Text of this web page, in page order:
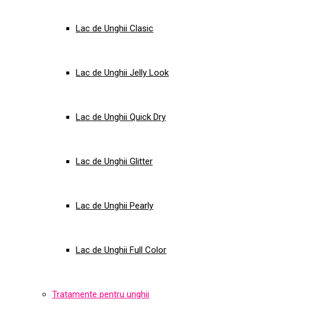
Lac de Unghii Clasic
Lac de Unghii Jelly Look
Lac de Unghii Quick Dry
Lac de Unghii Glitter
Lac de Unghii Pearly
Lac de Unghii Full Color
Tratamente pentru unghii